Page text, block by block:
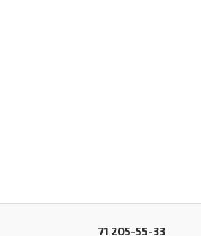
71 205-55-33